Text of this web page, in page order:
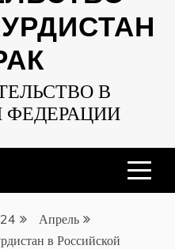
В
ФЕДЕРАЦИИ
Апрель
в Российской